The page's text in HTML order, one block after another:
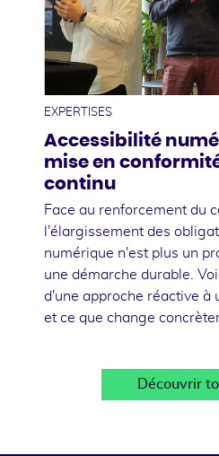
EXPERTISES
Accessibilité
mise en
continu
Face au renforcement du
l'élargissement des
numérique n'est plus un
une démarche durable.
d'une approche réactive à
et ce que change
Découvrir